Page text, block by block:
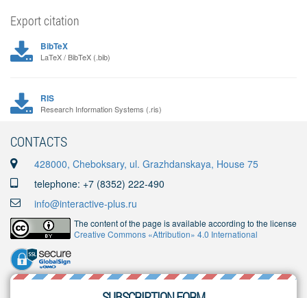
Export citation
BibTeX
LaTeX / BibTeX (.bib)
RIS
Research Information Systems (.ris)
CONTACTS
428000, Cheboksary, ul. Grazhdanskaya, House 75
telephone: +7 (8352) 222-490
info@interactive-plus.ru
The content of the page is available according to the license
Creative Commons «Attribution» 4.0 International